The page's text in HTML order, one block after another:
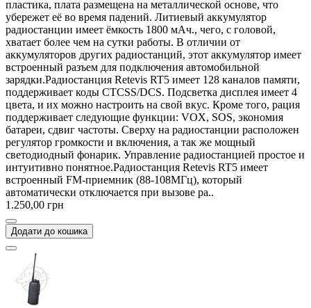
пластика, плата размещена на металлической основе, что
убережет её во время падений. Литиевый аккумулятор
радиостанции имеет ёмкость 1800 мАч., чего, с головой,
хватает более чем на сутки работы. В отличии от
аккумуляторов других радиостанций, этот аккумулятор имеет
встроенный разъем для подключения автомобильной
зарядки.Радиостанция Retevis RT5 имеет 128 каналов памяти,
поддерживает коды CTCSS/DCS. Подсветка дисплея имеет 4
цвета, и их можно настроить на свой вкус. Кроме того, рация
поддерживает следующие функции: VOX, SOS, экономия
батареи, сдвиг частоты. Сверху на радиостанции расположен
регулятор громкости и включения, а так же мощный
светодиодный фонарик. Управление радиостанцией простое и
интуитивно понятное.Радиостанция Retevis RT5 имеет
встроенный FM-приемник (88-108МГц), который
автоматически отключается при вызове ра..
1.250,00 грн
Додати до кошика